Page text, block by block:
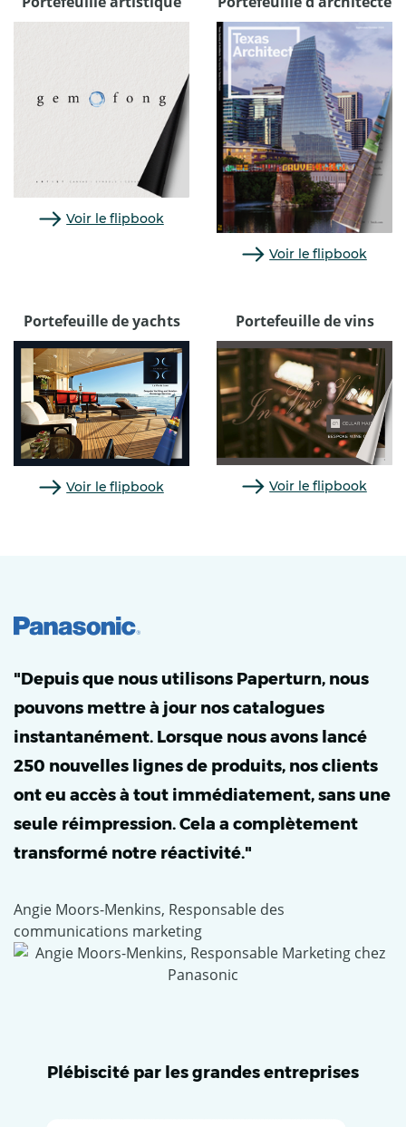
Voir le flipbook
Voir le flipbook
Portefeuille de yachts
Voir le flipbook
Portefeuille de vins
Voir le flipbook
"Depuis que nous utilisons Paperturn, nous
pouvons mettre à jour nos catalogues
instantanément. Lorsque nous avons lancé
250 nouvelles lignes de produits, nos clients
ont eu accès à tout immédiatement, sans une
seule réimpression. Cela a complètement
transformé notre réactivité."
Angie Moors-Menkins, Responsable des
communications marketing
Plébiscité par les grandes entreprises